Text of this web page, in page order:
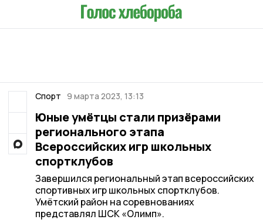
Спорт 9 марта 2023, 13:13
Юные умётцы стали призёрами
регионального этапа
Всероссийских игр школьных
спортклубов
Завершился региональный этап всероссийских
спортивных игр школьных спортклубов.
Умётский район на соревнованиях
представлял ШСК «Олимп».